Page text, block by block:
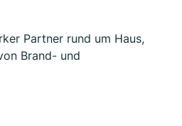
Partner rund um Haus,
Brand- und